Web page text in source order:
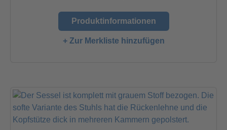
Produktinformationen
+ Zur Merkliste hinzufügen